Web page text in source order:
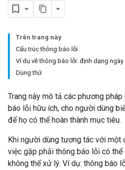
Trên trang này
Cấu trúc thông báo lỗi
Ví dụ về thông báo lỗi: định dạng
Dùng thử
Trang này mô tả các phương
báo lỗi hữu ích, cho người dùng
để họ có thể hoàn thành mục tiêu.
Khi người dùng tương tác với một
việc gặp phải thông báo lỗi có
không thể xử lý. Ví dụ: thông báo